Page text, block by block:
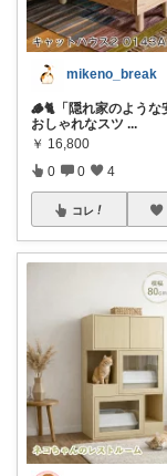
mikeno_break
🪵🐈「隠れ家のような
おしゃれなスツ ...
￥ 16,800
0 0 4
コレ